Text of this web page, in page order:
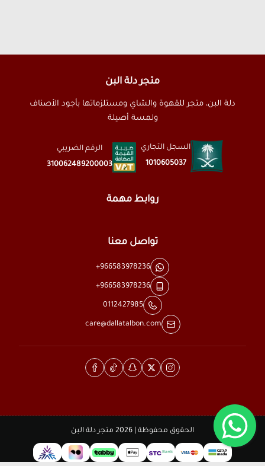
متجر دلة البن
دلة البن، متجر للقهوة والشاي ومستلزماتها بأجود الأصناف
ولمسة أصيلة
السجل التجاري
1010605037
الرقم الضريبي
310062489200003
روابط مهمة
تواصل معنا
+966583978236
+966583978236
0112427985
care@dallatalbon.com
الحقوق محفوظة | 2026 متجر دلة البن